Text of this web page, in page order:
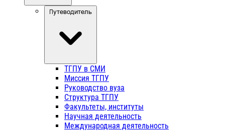
Путеводитель
ТГПУ в СМИ
Миссия ТГПУ
Руководство вуза
Структура ТГПУ
Факультеты, институты
Научная деятельность
Международная деятельность